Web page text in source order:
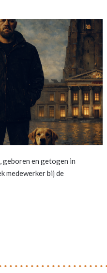
geboren en getogen in
medewerker bij de